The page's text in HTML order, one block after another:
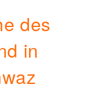
des
in